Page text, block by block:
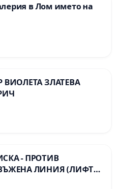
в Лом името на
ЗЛАТЕВА
- ПРОТИВ
ЛИНИЯ (ЛИФТ)